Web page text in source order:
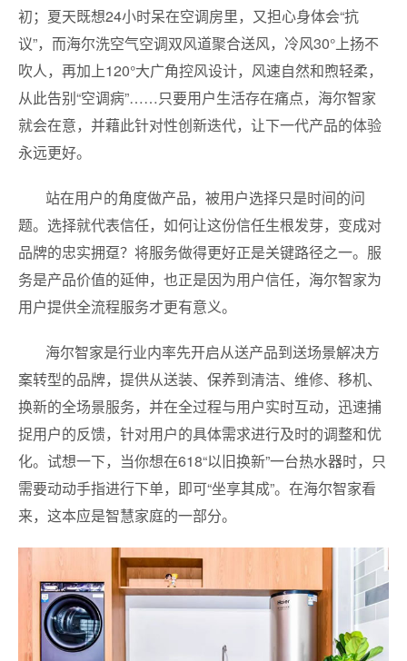
初；夏天既想24小时呆在空调房里，又担心身体会“抗
议”，而海尔洗空气空调双风道聚合送风，冷风30°上扬不
吹人，再加上120°大广角控风设计，风速自然和煦轻柔，
从此告别“空调病”……只要用户生活存在痛点，海尔智家
就会在意，并藉此针对性创新迭代，让下一代产品的体验
永远更好。
站在用户的角度做产品，被用户选择只是时间的问
题。选择就代表信任，如何让这份信任生根发芽，变成对
品牌的忠实拥趸？将服务做得更好正是关键路径之一。服
务是产品价值的延伸，也正是因为用户信任，海尔智家为
用户提供全流程服务才更有意义。
海尔智家是行业内率先开启从送产品到送场景解决方
案转型的品牌，提供从送装、保养到清洁、维修、移机、
换新的全场景服务，并在全过程与用户实时互动，迅速捕
捉用户的反馈，针对用户的具体需求进行及时的调整和优
化。试想一下，当你想在618“以旧换新”一台热水器时，只
需要动动手指进行下单，即可“坐享其成”。在海尔智家看
来，这本应是智慧家庭的一部分。